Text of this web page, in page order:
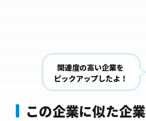
この企業に似た企業
関連度の高い企業を
ピックアップしたよ！